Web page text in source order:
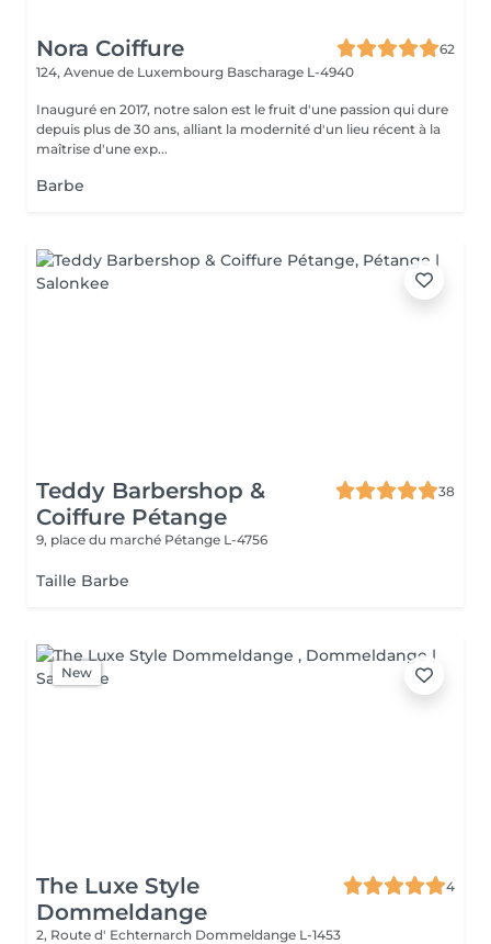
Nora Coiffure
62
124, Avenue de Luxembourg Bascharage L-4940
Inauguré en 2017, notre salon est le fruit d'une passion qui dure
depuis plus de 30 ans, alliant la modernité d'un lieu récent à la
maîtrise d'une exp...
Barbe
Teddy Barbershop &
Coiffure Pétange
38
9, place du marché Pétange L-4756
Taille Barbe
New
The Luxe Style
Dommeldange
4
2, Route d' Echternarch Dommeldange L-1453